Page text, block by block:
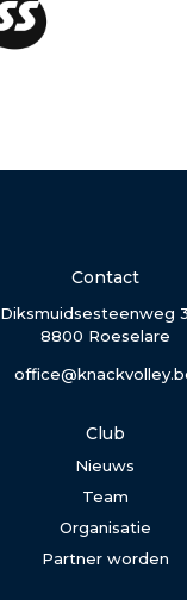
Contact
Diksmuidsesteenweg
8800 Roeselare
Club
Nieuws
Team
Organisatie
Partner worden